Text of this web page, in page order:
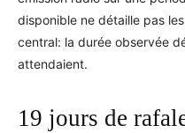
disponible ne détaille pas
central: la durée observée
attendaient.
19 jours de